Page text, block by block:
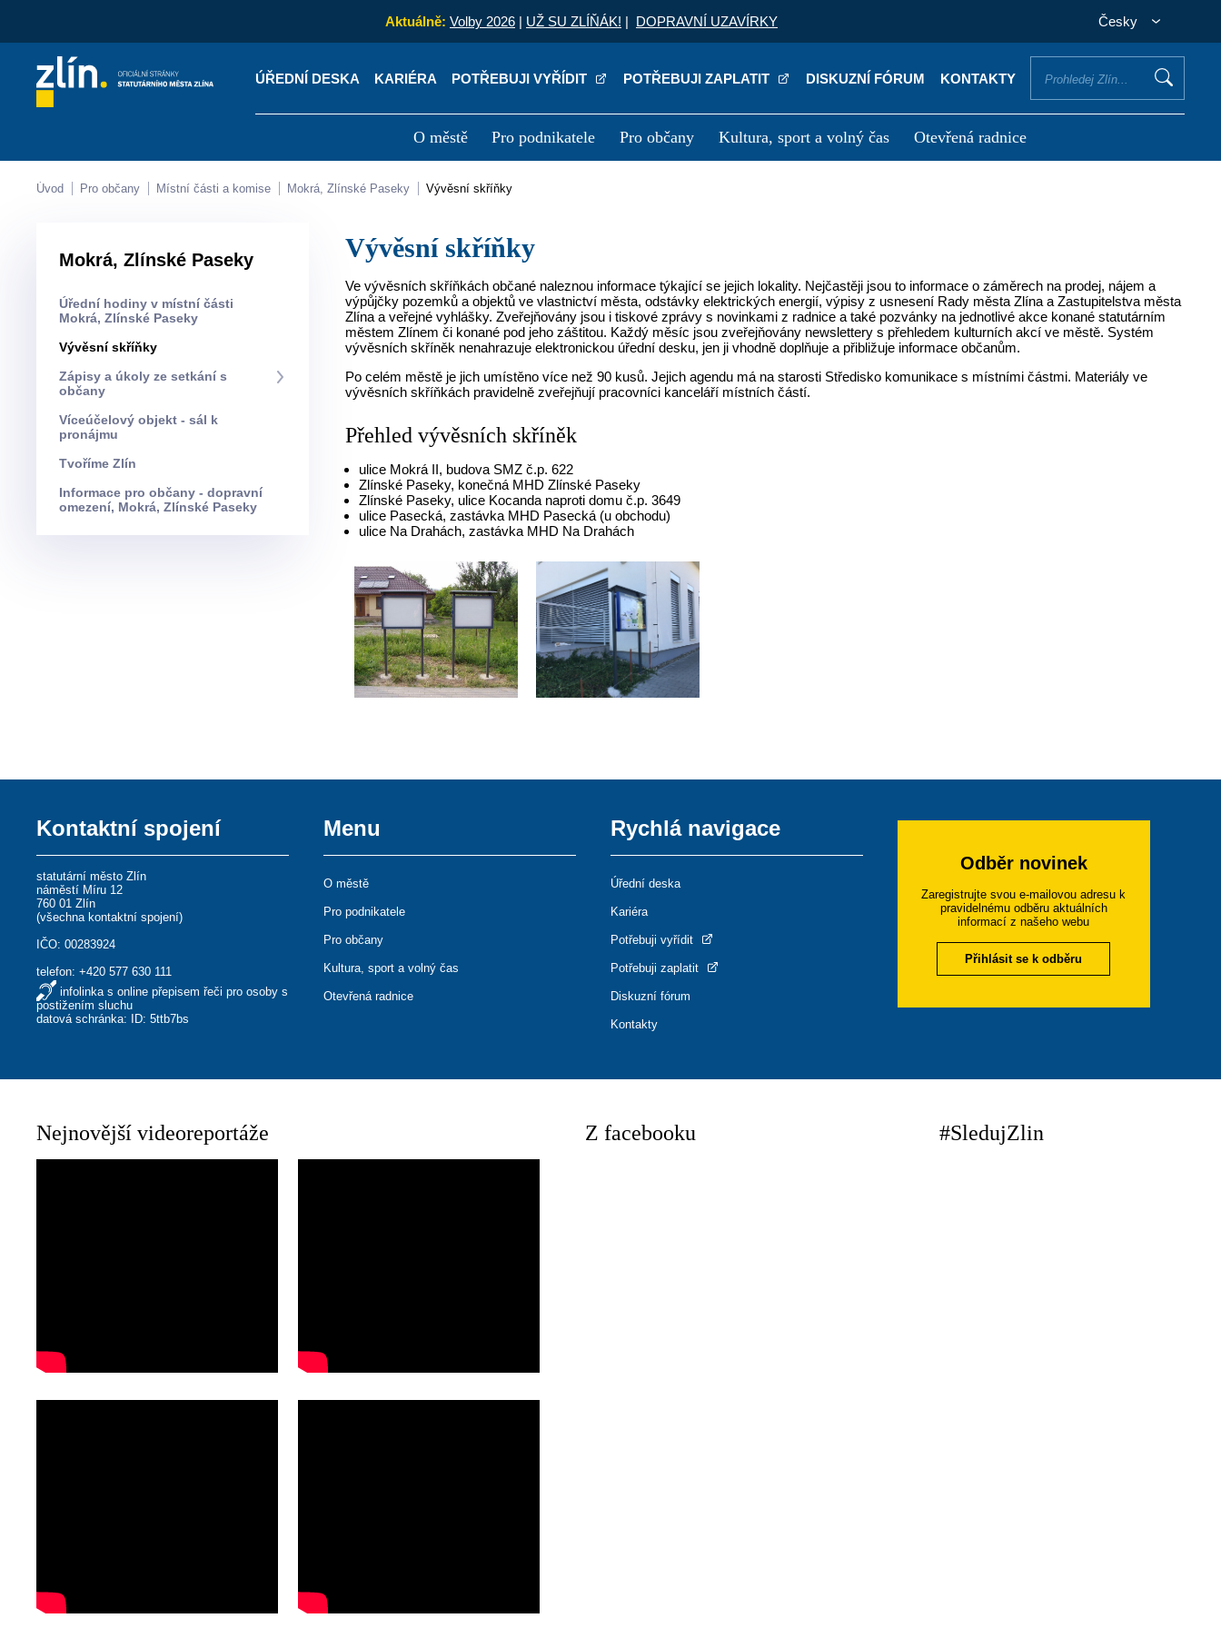
Aktuálně: Volby 2026 | UŽ SU ZLÍŇÁK! | DOPRAVNÍ UZAVÍRKY Česky
ÚŘEDNÍ DESKA KARIÉRA POTŘEBUJI VYŘÍDIT POTŘEBUJI ZAPLATIT DISKUZNÍ FÓRUM KONTAKTY
O městě Pro podnikatele Pro občany Kultura, sport a volný čas Otevřená radnice
Kontakty Úřední deska
Úvod Pro občany Místní části a komise Mokrá, Zlínské Paseky Vývěsní skříňky
Mokrá, Zlínské Paseky
Úřední hodiny v místní části
Mokrá, Zlínské Paseky
Vývěsní skříňky
Zápisy a úkoly ze setkání s
občany
Víceúčelový objekt - sál k
pronájmu
Tvoříme Zlín
Informace pro občany - dopravní
omezení, Mokrá, Zlínské Paseky
Vývěsní skříňky
Ve vývěsních skříňkách občané naleznou informace týkající se jejich lokality. Nejčastěji jsou to informace o záměrech na prodej, nájem a
výpůjčky pozemků a objektů ve vlastnictví města, odstávky elektrických energií, výpisy z usnesení Rady města Zlína a Zastupitelstva města
Zlína a veřejné vyhlášky. Zveřejňovány jsou i tiskové zprávy s novinkami z radnice a také pozvánky na jednotlivé akce konané statutárním
městem Zlínem či konané pod jeho záštitou. Každý měsíc jsou zveřejňovány newslettery s přehledem kulturních akcí ve městě. Systém
vývěsních skříněk nenahrazuje elektronickou úřední desku, jen ji vhodně doplňuje a přibližuje informace občanům.
Po celém městě je jich umístěno více než 90 kusů. Jejich agendu má na starosti Středisko komunikace s místními částmi. Materiály ve
vývěsních skříňkách pravidelně zveřejňují pracovníci kanceláří místních částí.
Přehled vývěsních skříněk
ulice Mokrá II, budova SMZ č.p. 622
Zlínské Paseky, konečná MHD Zlínské Paseky
Zlínské Paseky, ulice Kocanda naproti domu č.p. 3649
ulice Pasecká, zastávka MHD Pasecká (u obchodu)
ulice Na Drahách, zastávka MHD Na Drahách
Kontaktní spojení
statutární město Zlín
náměstí Míru 12
760 01 Zlín
(všechna kontaktní spojení)
IČO: 00283924
telefon:+420 577 630 111
infolinka s online přepisem řeči pro osoby s
postižením sluchu
datová schránka: ID: 5ttb7bs
Menu
O městě
Pro podnikatele
Pro občany
Kultura, sport a volný čas
Otevřená radnice
Rychlá navigace
Úřední deska
Kariéra
Potřebuji vyřídit
Potřebuji zaplatit
Diskuzní fórum
Kontakty
Odběr novinek
Zaregistrujte svou e-mailovou adresu k
pravidelnému odběru aktuálních
informací z našeho webu
Přihlásit se k odběru
Nejnovější videoreportáže Z facebooku #SledujZlin